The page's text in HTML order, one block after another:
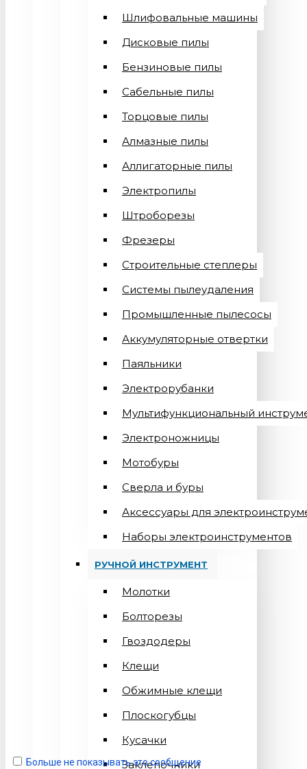
Шлифовальные машины
Дисковые пилы
Бензиновые пилы
Сабельные пилы
Торцовые пилы
Алмазные пилы
Аллигаторные пилы
Электропилы
Штроборезы
Фрезеры
Строительные степлеры
Системы пылеудаления
Промышленные пылесосы
Аккумуляторные отвертки
Паяльники
Электрорубанки
Мультифункциональный
Электроножницы
Мотобуры
Сверла и буры
Аксессуары для
Наборы электроинструментов
РУЧНОЙ ИНСТРУМЕНТ
Молотки
Болторезы
Гвоздодеры
Клещи
Обжимные клещи
Плоскогубцы
Кусачки
Заклепочники
Больше не показывать это сообщение